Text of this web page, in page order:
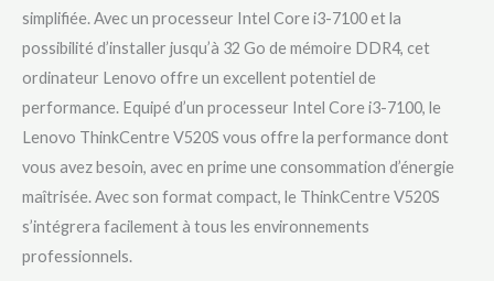
simplifiée. Avec un processeur Intel Core i3-7100 et la
possibilité d’installer jusqu’à 32 Go de mémoire DDR4, cet
ordinateur Lenovo offre un excellent potentiel de
performance. Equipé d’un processeur Intel Core i3-7100, le
Lenovo ThinkCentre V520S vous offre la performance dont
vous avez besoin, avec en prime une consommation d’énergie
maîtrisée. Avec son format compact, le ThinkCentre V520S
s’intégrera facilement à tous les environnements
professionnels.